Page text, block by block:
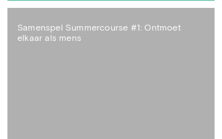
Samenspel Summercourse #1: Ontmoet
elkaar als mens